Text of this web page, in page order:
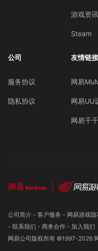
游戏资讯
Steam
公司
服务协议
隐私协议
友情链接
网易
网易UU
网易千
公司简介- 客户服务 - 网易游戏
- 联系我们 - 商务合作- 加入我们
网易公司版权所有 ©1997-2026